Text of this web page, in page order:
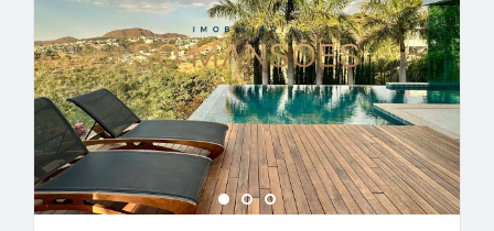
1 2 3